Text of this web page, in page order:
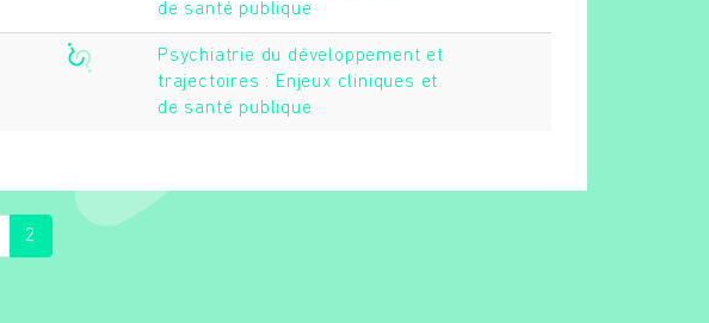
de santé publique
Psychiatrie du développement et
trajectoires : Enjeux cliniques et
de santé publique
2